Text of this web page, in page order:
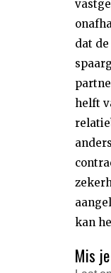
dat
helft
kan
Mis